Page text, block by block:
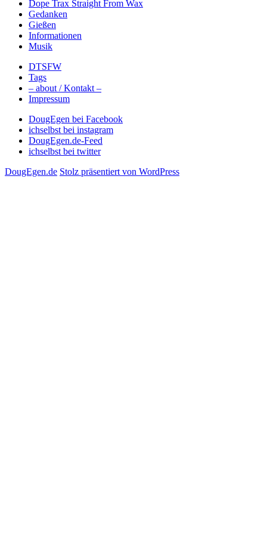
Dope Trax Straight From Wax
Gedanken
Gießen
Informationen
Musik
DTSFW
Tags
– about / Kontakt –
Impressum
DougEgen bei Facebook
ichselbst bei instagram
DougEgen.de-Feed
ichselbst bei twitter
DougEgen.de Stolz präsentiert von WordPress